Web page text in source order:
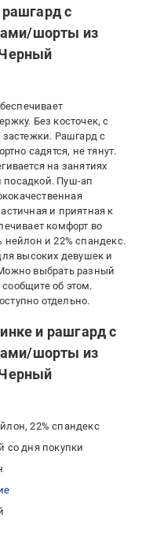
рашгард с
шорты из
Без косточек, с
Рашгард с
садятся, не тянут.
на занятиях
Пуш-ап
и приятная к
комфорт во
нейлон и 22% спандекс.
высоких девушек и
выбрать разный
об этом.
отдельно.
и рашгард с
шорты из
22% спандекс
со дня покупки